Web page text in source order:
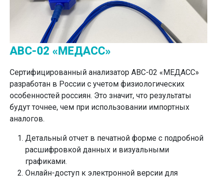
АВС-02 «МЕДАСС»
Сертифицированный анализатор АВС-02 «МЕДАСС»
разработан в России с учетом физиологических
особенностей россиян. Это значит, что результаты
будут точнее, чем при использовании импортных
аналогов.
Детальный отчет в печатной форме с подробной
расшифровкой данных и визуальными
графиками.
Онлайн-доступ к электронной версии для